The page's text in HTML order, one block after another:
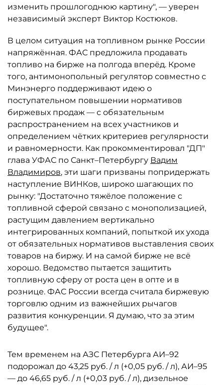
изменить прошлогоднюю картину", — уверен
независимый эксперт Виктор Костюков.
В целом ситуация на топливном рынке России
напряжённая. ФАС предложила продавать
топливо на бирже на полгода вперёд. Кроме
того, антимонопольный регулятор совместно с
Минэнерго поддерживают идею о
поступательном повышении нормативов
биржевых продаж — с обязательным
распространением на всех участников и
определением чётких критериев регулярности
и равномерности. Как прокомментировал "ДП"
глава УФАС по Санкт–Петербургу Вадим
Владимиров, эти шаги призваны попридержать
наступление ВИНКов, широко шагающих по
рынку: "Достаточно тяжёлое положение с
топливной сферой связано с монополизацией,
растущим давлением вертикально
интегрированных компаний, попыткой их ухода
от обязательных нормативов выставления своих
товаров на биржу. И на самой бирже не всё
хорошо. Ведомство пытается защитить
топливную сферу от роста цен в опте и в
рознице. ФАС России всегда считала биржевую
торговлю одним из важнейших рычагов
развития конкуренции. Я думаю, что за этим
будущее".
Тем временем на АЗС Петербурга АИ–92
подорожал до 43,25 руб. / л (+0,05 руб. / л), АИ–95
— до 46,65 руб. / л (+0,03 руб. / л), дизельное